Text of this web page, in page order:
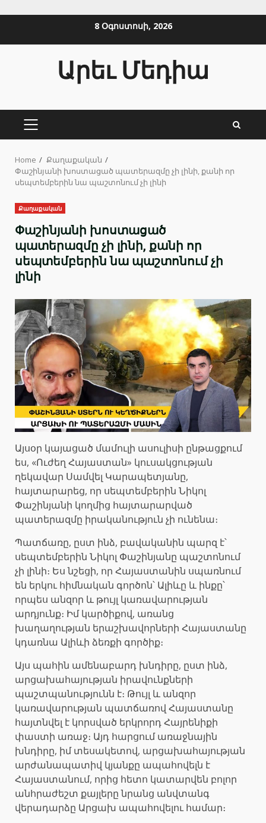
8 Օգոստոսի, 2026
Արեւ Մեդիա
PRIMARY
Home
Քաղաքական
Փաշինյանի խոստացած պատերազմը չի լինի, քանի որ
սեպտեմբերին նա պաշտոնում չի լինի
Քաղաքական
Փաշինյանի խոստացած
պատերազմը չի լինի, քանի որ
սեպտեմբերին նա պաշտոնում չի
լինի
Այսօր կայացած մամուլի ասուլիսի ընթացքում
ես, «Ուժեղ Հայաստան» կուսակցության
ղեկավար Սամվել Կարապետյանը,
հայտարարեց, որ սեպտեմբերին Նիկոլ
Փաշինյանի կողմից հայտարարված
պատերազմը իրականություն չի ունենա։
Պատճառը, ըստ ինձ, բավականին պարզ է՝
սեպտեմբերին Նիկոլ Փաշինյանը պաշտոնում
չի լինի։ Ես նշեցի, որ Հայաստանին սպառնում
են երկու հիմնական գործոն՝ Ալիևը և ինքը՝
որպես անզոր և թույլ կառավարության
արդյունք։ Իմ կարծիքով, առանց
խաղաղության երաշխավորների Հայաստանը
կդառնա Ալիևի ձեռքի գործիք։
Այս պահին ամենաբարդ խնդիրը, ըստ ինձ,
արցախահայության իրավունքների
պաշտպանությունն է։ Թույլ և անզոր
կառավարության պատճառով Հայաստանը
հայտնվել է կորսված երկրորդ Հայրենիքի
փաստի առաջ։ Այդ հարցում առաջնային
խնդիրը, իմ տեսակետով, արցախահայության
արժանապատիվ կյանքը ապահովելն է
Հայաստանում, որից հետո կատարվեն բոլոր
անհրաժեշտ քայլերը նրանց անվտանգ
վերադարձը Արցախ ապահովելու համար։